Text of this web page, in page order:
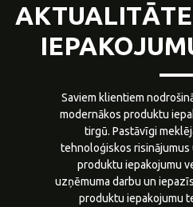
Saviem klientiem
modernākos produktu
tirgū. Pastāvīgi
tehnoloģiskos risinājumus
produktu iepakojumu
uzņēmuma darbu un
produktu iepakojumu